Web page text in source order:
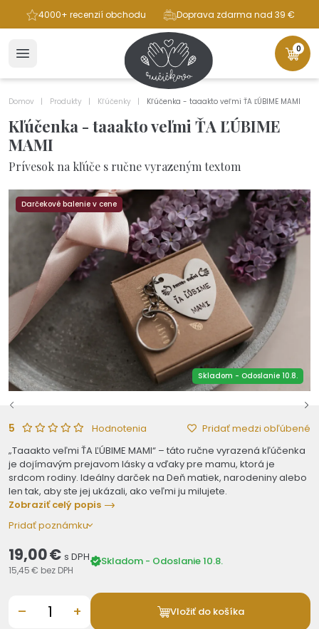
4000+ recenzií obchodu Doprava zdarma nad 39 €
0
Domov Produkty Kľúčenky Kľúčenka - taaakto veľmi ŤA ĽÚBIME MAMI
Kľúčenka - taaakto veľmi ŤA ĽÚBIME
MAMI
Prívesok na kľúče s ručne vyrazeným textom
Darčekové balenie v cene
Skladom - Odoslanie 10.8.
5 Hodnotenia
Pridať medzi obľúbené
„Taaakto veľmi ŤA ĽÚBIME MAMI“ – táto ručne vyrazená kľúčenka
je dojímavým prejavom lásky a vďaky pre mamu, ktorá je
srdcom rodiny. Ideálny darček na Deň matiek, narodeniny alebo
len tak, aby ste jej ukázali, ako veľmi ju milujete.
Zobraziť celý popis
Pridať poznámku
19,00 € s DPH
15,45 € bez DPH
Skladom - Odoslanie 10.8.
– + Vložiť do košíka